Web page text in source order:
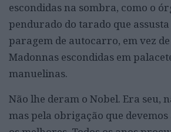
escondidas na sombra, como o
pendurado do tarado que
paragem de autocarro, em vez
Madonnas escondidas em
manuelinas.
Não lhe deram o Nobel. Era seu,
mas pela obrigação que